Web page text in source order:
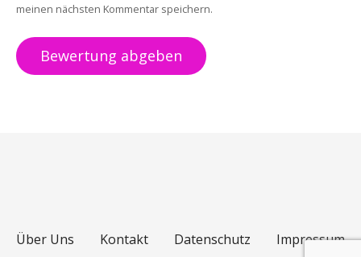
meinen nächsten Kommentar speichern.
Über Uns Kontakt Datenschutz Impressum